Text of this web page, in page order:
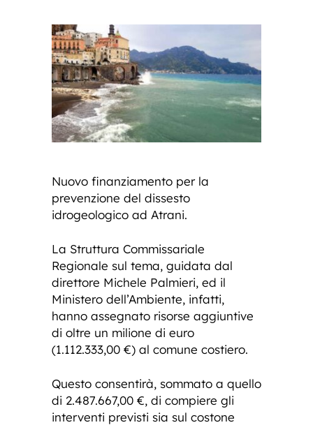
Nuovo finanziamento per la
prevenzione del dissesto
idrogeologico ad Atrani.
La Struttura Commissariale
Regionale sul tema, guidata dal
direttore Michele Palmieri, ed il
Ministero dell’Ambiente, infatti,
hanno assegnato risorse aggiuntive
di oltre un milione di euro
(1.112.333,00 €) al comune costiero.
Questo consentirà, sommato a quello
di 2.487.667,00 €, di compiere gli
interventi previsti sia sul costone